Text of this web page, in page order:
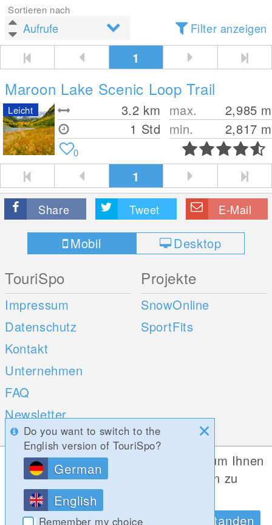
Sortieren nach
Filter anzeigen
1
Maroon Lake Scenic Loop Trail
3.2 km
1 Std
max. 2,985 m
min.
2,817 m
Leicht
0
1
Share Tweet E-Mail
Mobil Desktop
TouriSpo
Impressum
Datenschutz
Kontakt
Unternehmen
FAQ
Newsletter
Umfragen
Projekte
SnowOnline
SportFits
Mobile Apps
Android
Social Web
Do you want to switch to the
English version of TouriSpo?
German
English
Remember my choice
Diese Website verwendet Cookies, um Ihnen
die bestmögliche Funktionalität bieten zu
können.
Datenschutzrichtlinien
OK, Verstanden